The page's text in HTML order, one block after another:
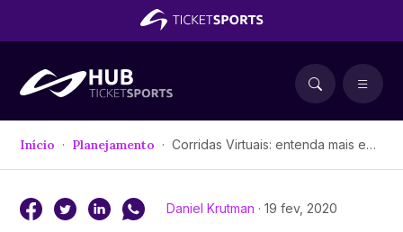
Início Planejamento Corridas Virtuais: entenda mais esta modalidade
Daniel Krutman · 19 fev, 2020